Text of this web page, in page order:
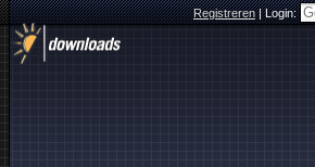
Registreren|Login: